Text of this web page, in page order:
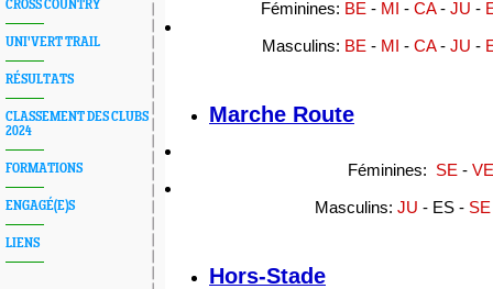
CROSS COUNTRY
UNI'VERT TRAIL
RÉSULTATS
CLASSEMENT DES CLUBS
2024
FORMATIONS
ENGAGÉ(E)S
LIENS
Féminines: BE - MI -CA-JU -
Masculins: BE - MI - CA- JU -
Marche Route
Féminines: SE - VE
Masculins: JU - ES - SE
Hors-Stade